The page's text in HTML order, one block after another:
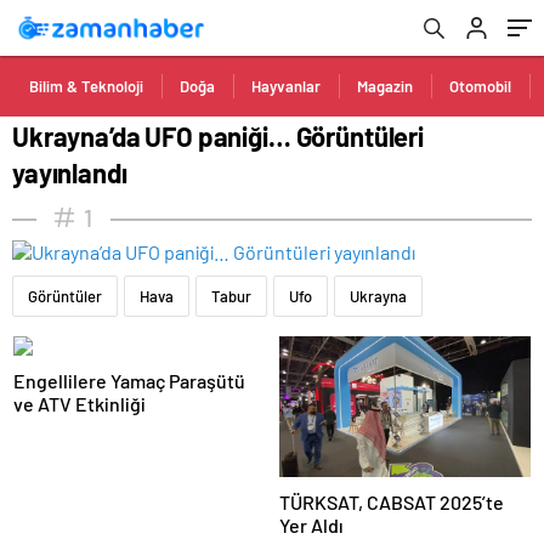
Bilim & Teknoloji Doğa Hayvanlar Magazin Otomobil
Ukrayna’da UFO paniği… Görüntüleri
yayınlandı
1
Görüntüler Hava Tabur Ufo Ukrayna
Engellilere Yamaç Paraşütü
ve ATV Etkinliği
TÜRKSAT, CABSAT 2025’te
Yer Aldı